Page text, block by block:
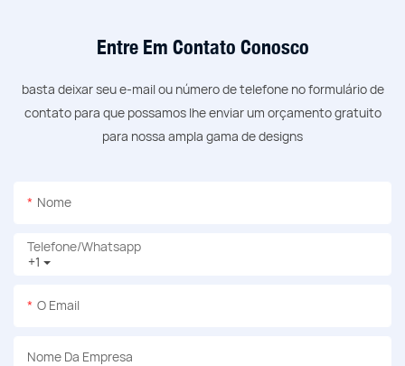
Entre Em Contato Conosco
basta deixar seu e-mail ou número de telefone no formulário de
contato para que possamos lhe enviar um orçamento gratuito
para nossa ampla gama de designs
Nome
+1
Telefone/whatsapp
O Email
Nome Da Empresa